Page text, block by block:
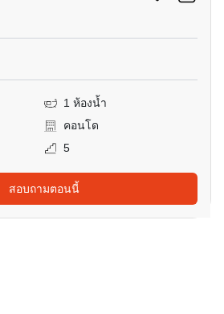
1 ห้องน้ำ
คอนโด
5
สอบถามตอนนี้